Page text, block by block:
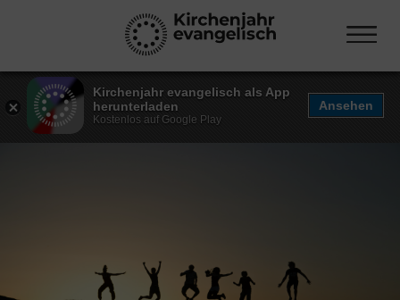
Kirchenjahr evangelisch als App
herunterladen
Kostenlos auf Google Play
Ansehen